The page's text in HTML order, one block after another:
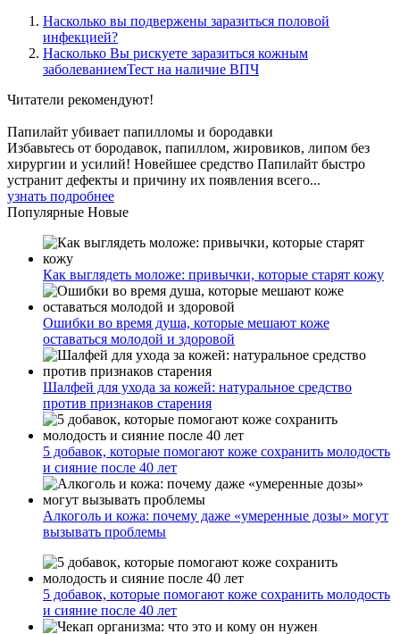
Насколько вы подвержены заразиться половой
инфекцией?
Насколько Вы рискуете заразиться кожным
заболеваниемТест на наличие ВПЧ
Читатели рекомендуют!
Папилайт убивает папилломы и бородавки
Избавьтесь от бородавок, папиллом, жировиков, липом без
хирургии и усилий! Новейшее средство Папилайт быстро
устранит дефекты и причину их появления всего...
узнать подробнее
Популярные Новые
Как выглядеть моложе: привычки, которые старят кожу
Ошибки во время душа, которые мешают коже
оставаться молодой и здоровой
Шалфей для ухода за кожей: натуральное средство
против признаков старения
5 добавок, которые помогают коже сохранить молодость
и сияние после 40 лет
Алкоголь и кожа: почему даже «умеренные дозы» могут
вызывать проблемы
5 добавок, которые помогают коже сохранить молодость
и сияние после 40 лет